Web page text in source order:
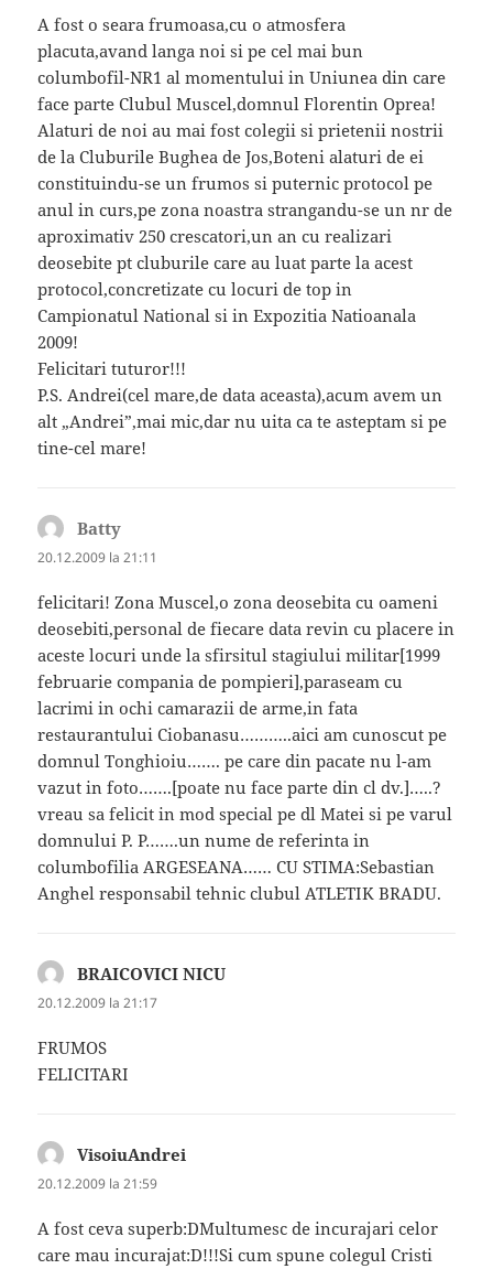
A fost o seara frumoasa,cu o atmosfera
placuta,avand langa noi si pe cel mai bun
columbofil-NR1 al momentului in Uniunea din care
face parte Clubul Muscel,domnul Florentin Oprea!
Alaturi de noi au mai fost colegii si prietenii nostrii
de la Cluburile Bughea de Jos,Boteni alaturi de ei
constituindu-se un frumos si puternic protocol pe
anul in curs,pe zona noastra strangandu-se un nr de
aproximativ 250 crescatori,un an cu realizari
deosebite pt cluburile care au luat parte la acest
protocol,concretizate cu locuri de top in
Campionatul National si in Expozitia Natioanala
2009!
Felicitari tuturor!!!
P.S. Andrei(cel mare,de data aceasta),acum avem un
alt „Andrei”,mai mic,dar nu uita ca te asteptam si pe
tine-cel mare!
Batty
20.12.2009 la 21:11
felicitari! Zona Muscel,o zona deosebita cu oameni
deosebiti,personal de fiecare data revin cu placere in
aceste locuri unde la sfirsitul stagiului militar[1999
februarie compania de pompieri],paraseam cu
lacrimi in ochi camarazii de arme,in fata
restaurantului Ciobanasu………..aici am cunoscut pe
domnul Tonghioiu……. pe care din pacate nu l-am
vazut in foto…….[poate nu face parte din cl dv.]…..?
vreau sa felicit in mod special pe dl Matei si pe varul
domnului P. P…….un nume de referinta in
columbofilia ARGESEANA…… CU STIMA:Sebastian
Anghel responsabil tehnic clubul ATLETIK BRADU.
BRAICOVICI NICU
20.12.2009 la 21:17
FRUMOS
FELICITARI
VisoiuAndrei
20.12.2009 la 21:59
A fost ceva superb:DMultumesc de incurajari celor
care mau incurajat:D!!!Si cum spune colegul Cristi